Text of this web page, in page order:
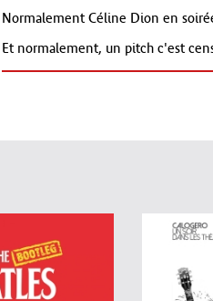
Normalement Céline Dion en
Et normalement, un pitch c'est
nouveau Seule-en